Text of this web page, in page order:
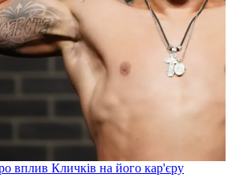
вплив Кличків на його кар'єру